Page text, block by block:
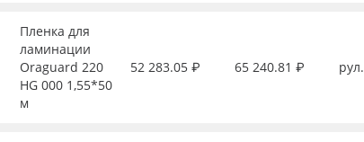
Пленка для
ламинации
Oraguard 220
HG 000 1,55*50
м
52 283.05 ₽ 65 240.81 ₽ рул.